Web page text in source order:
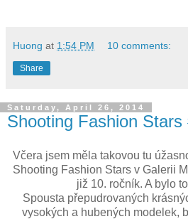
Huong at 1:54 PM 10 comments:
Share
Saturday, April 26, 2014
Shooting Fashion Stars
Včera jsem měla takovou tu
Shooting Fashion Stars v Galerii
již 10. ročník. A bylo
Spousta přepudrovaných
vysokých a hubených modelek,